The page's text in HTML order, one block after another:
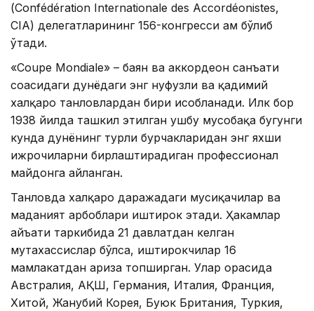
(Confédération Internationale des Accordéonistes,
CIA) делегатларининг 156-конгресси ҳам бўлиб
ўтади.
«Coupe Mondiale» – баян ва аккордеон санъати
соҳасидаги дунёдаги энг нуфузли ва қадимий
халқаро танловлардан бири ҳисобланади. Илк бор
1938 йилда ташкил этилган ушбу мусобақа бугунги
кунда дунёнинг турли бурчакларидан энг яхши
ижрочиларни бирлаштирадиган профессионал
майдонга айланган.
Танловда халқаро даражадаги мусиқачилар ва
маданият арбоблари иштирок этади. Ҳакамлар
ҳайъати таркибида 21 давлатдан келган
мутахассислар бўлса, иштирокчилар 16
мамлакатдан ариза топширган. Улар орасида
Австралия, АҚШ, Германия, Италия, Франция,
Хитой, Жанубий Корея, Буюк Британия, Туркия,